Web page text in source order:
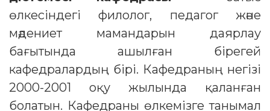
өлкесіндегі филолог, педагог және
мәдениет мамандарын даярлау
бағытында ашылған бірегей
кафедралардың бірі. Кафедраның негізі
2000-2001 оқу жылында қаланған
болатын. Кафедраны өлкемізге танымал